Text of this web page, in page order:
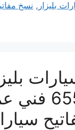
بليزار , نسخ
65557275